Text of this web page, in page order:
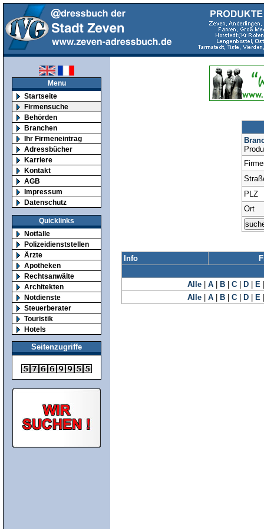
Menu
Startseite
Firmensuche
Behörden
Branchen
Ihr Firmeneintrag
Adressbücher
Karriere
Kontakt
AGB
Impressum
Datenschutz
Quicklinks
Notfälle
Polizeidienststellen
Ärzte
Apotheken
Rechtsanwälte
Architekten
Notdienste
Steuerberater
Touristik
Hotels
Seitenzugriffe
PLZ
Ort
Info
Alle A B C D E
Alle
A B C D E